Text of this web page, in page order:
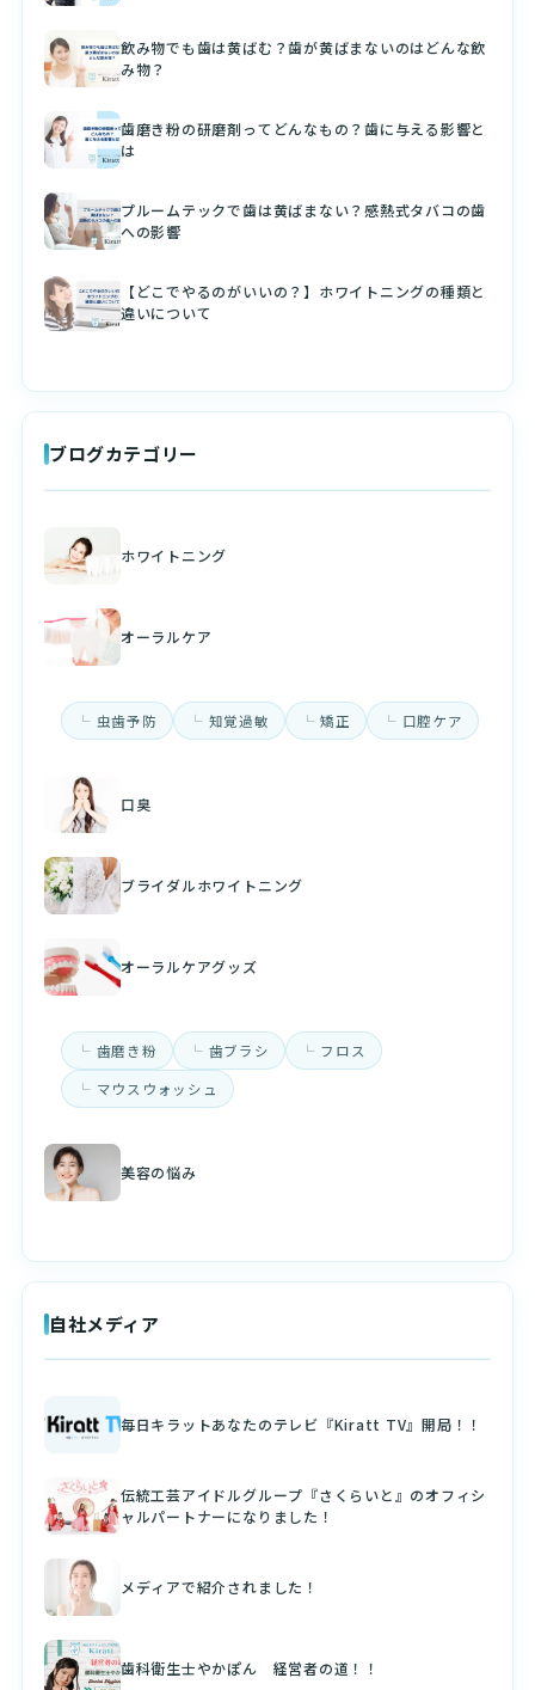
飲み物でも歯は黄ばむ？歯が黄ばまないのはどんな飲
み物？
歯磨き粉の研磨剤ってどんなもの？歯に与える影響と
は
プルームテックで歯は黄ばまない？感熱式タバコの歯
への影響
【どこでやるのがいいの？】ホワイトニングの種類と
違いについて
ブログカテゴリー
ホワイトニング
オーラルケア
虫歯予防 知覚過敏 矯正 口腔ケア
口臭
ブライダルホワイトニング
オーラルケアグッズ
歯磨き粉 歯ブラシ
フロス
マウスウォッシュ
美容の悩み
自社メディア
毎日キラットあなたのテレビ『Kiratt TV』開局！！
伝統工芸アイドルグループ『さくらいと』のオフィシ
ャルパートナーになりました！
メディアで紹介されました！
歯科衛生士やかぽん 経営者の道！！